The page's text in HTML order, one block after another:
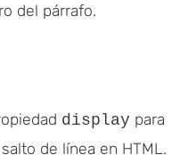
del párrafo.
display para
de línea en HTML.